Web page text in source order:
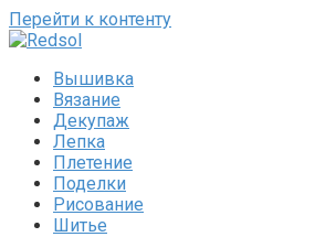
Перейти к контенту
Вышивка
Вязание
Декупаж
Лепка
Плетение
Поделки
Рисование
Шитье